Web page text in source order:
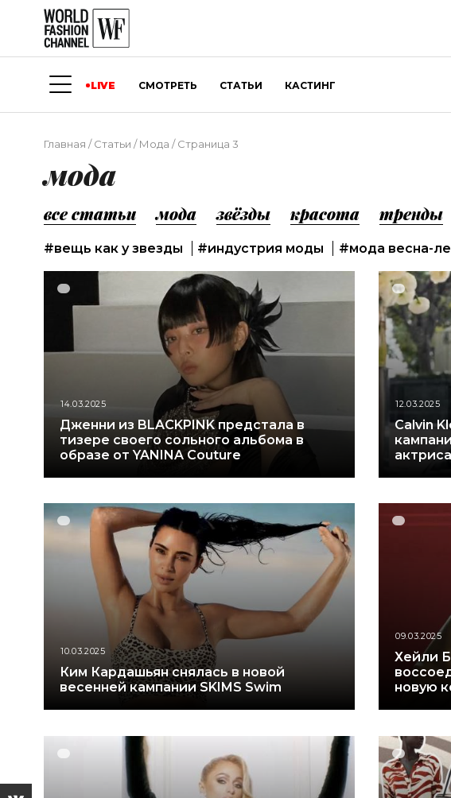
LIVE СМОТРЕТЬ СТАТЬИ КАСТИНГ
Главная /Статьи /Мода /Страница 3
мода
все статьи мода звёзды красота тренды
#вещь как у звезды #индустрия моды #мода весна-
14.03.2025
Дженни из BLACKPINK предстала в
тизере своего сольного альбома в
образе от YANINA Couture
12.03.2025
Calvin
10.03.2025
Ким Кардашьян снялась в новой
весенней кампании SKIMS Swim
09.03.2025
Хейли
новую